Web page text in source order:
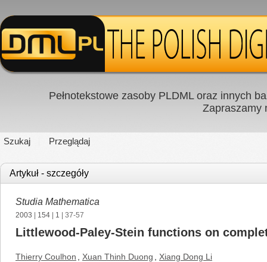
Pełnotekstowe zasoby PLDML oraz innych
Zapraszamy
Szukaj Przeglądaj
Artykuł - szczegóły
Studia Mathematica
2003 154 1 | 37-57
Littlewood-Paley-Stein functions on
Thierry Coulhon Xuan Thinh Duong Xiang Dong Li